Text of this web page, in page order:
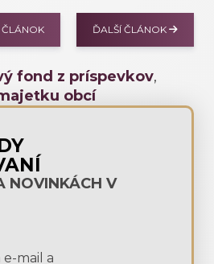
ĎALŠÍ ČLÁNOK
fond z príspevkov,
obcí
NOVINKÁCH V
mail a